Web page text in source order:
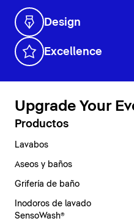
Design
Excellence
Upgrade Your
Productos
Lavabos
Aseos y baños
Grifería de baño
Inodoros de lavado
SensoWash®